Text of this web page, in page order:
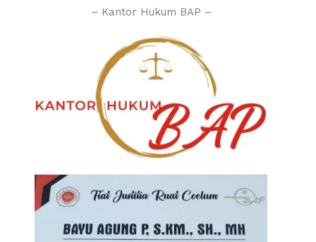
– Kantor Hukum BAP –